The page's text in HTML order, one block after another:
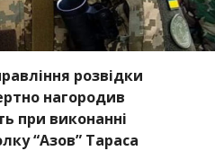
розвідки
нагородив
при виконанні
“Азов” Тараса